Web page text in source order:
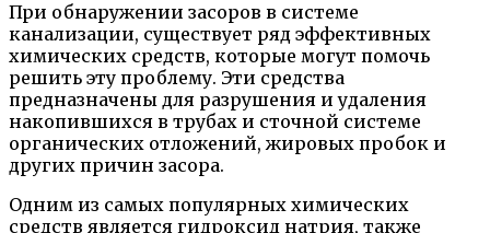
При обнаружении засоров в системе
канализации, существует ряд эффективных
химических средств, которые могут помочь
решить эту проблему. Эти средства
предназначены для разрушения и удаления
накопившихся в трубах и сточной системе
органических отложений, жировых пробок и
других причин засора.
Одним из самых популярных химических
средств является гидроксид натрия, также